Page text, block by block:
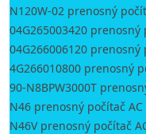
N120W-02 prenosný
04G265003420
04G266006120
4G266010800 prenosný
90-N8BPW3000T
N46 prenosný počítač
N46V prenosný počítač